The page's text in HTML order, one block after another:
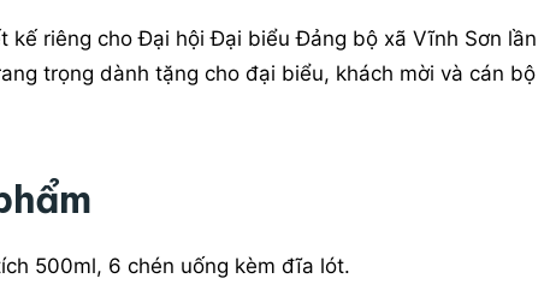
kế riêng cho Đại hội Đại biểu Đảng bộ xã Vĩnh Sơn lần
trọng dành tặng cho đại biểu, khách mời và cán bộ
500ml, 6 chén uống kèm đĩa lót.